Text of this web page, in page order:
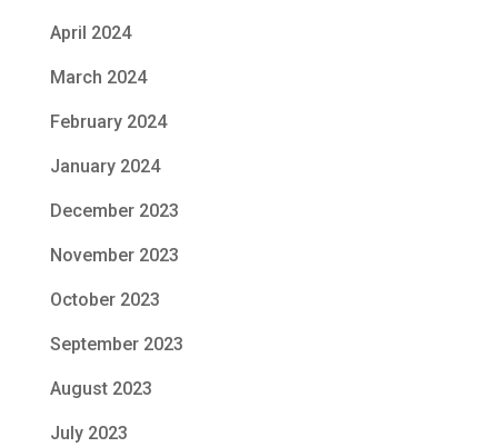
April 2024
March 2024
February 2024
January 2024
December 2023
November 2023
October 2023
September 2023
August 2023
July 2023